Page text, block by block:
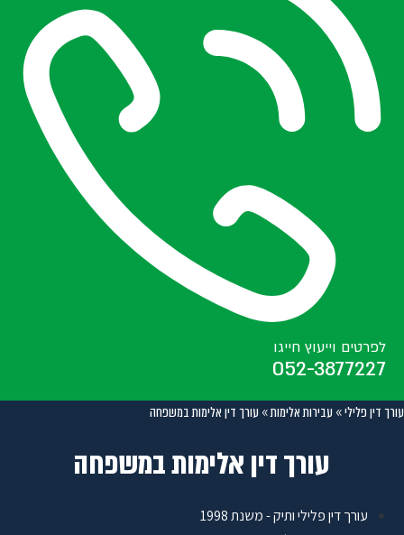
לפרטים וייעוץ חייגו
052-3877227
עורך דין פלילי» עבירות אלימות» עורך דין אלימות במשפחה
עורך דין אלימות במשפחה
עורך דין פלילי ותיק - משנת 1998